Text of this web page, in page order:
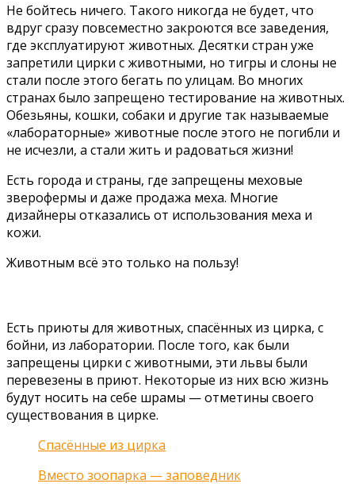
Не бойтесь ничего. Такого никогда не будет, что
вдруг сразу повсеместно закроются все заведения,
где эксплуатируют животных. Десятки стран уже
запретили цирки с животными, но тигры и слоны не
стали после этого бегать по улицам. Во многих
странах было запрещено тестирование на животных.
Обезьяны, кошки, собаки и другие так называемые
«лабораторные» животные после этого не погибли и
не исчезли, а стали жить и радоваться жизни!
Есть города и страны, где запрещены меховые
зверофермы и даже продажа меха. Многие
дизайнеры отказались от использования меха и
кожи.
Животным всё это только на пользу!
Есть приюты для животных, спасённых из цирка, с
бойни, из лаборатории. После того, как были
запрещены цирки с животными, эти львы были
перевезены в приют. Некоторые из них всю жизнь
будут носить на себе шрамы — отметины своего
существования в цирке.
Спасённые из цирка
Вместо зоопарка — заповедник